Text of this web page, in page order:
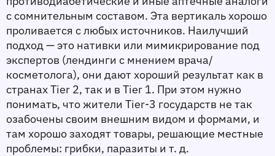
с сомнительным составом. Эта вертикаль хорошо
проливается с любых источников. Наилучший
подход — это нативки или мимикрирование под
экспертов (лендинги с мнением врача/
косметолога), они дают хороший результат как в
странах Tier 2, так и в Tier 1. При этом нужно
понимать, что жители Tier-3 государств не так
озабочены своим внешним видом и формами, и
там хорошо заходят товары, решающие местные
проблемы: грибки, паразиты и т. д.